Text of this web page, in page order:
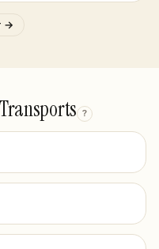
→
?